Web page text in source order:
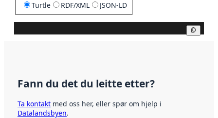
Turtle RDF/XML JSON-LD
Fann du det du leitte etter?
Ta kontakt med oss her, eller spør om hjelp i
Datalandsbyen.